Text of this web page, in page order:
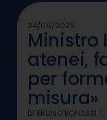
24/06/2025
Ministro
atenei,
per
misura»
DI BRUNO BONASSI